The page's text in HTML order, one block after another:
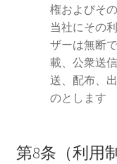
権およびそ
当社にその
ザーは無断
載、公衆送
送、配布、
のとします
第8条（利用